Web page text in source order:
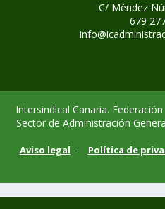
C/ Méndez
679
Intersindical Canaria.
Sector de Administración
Aviso legal - Política de